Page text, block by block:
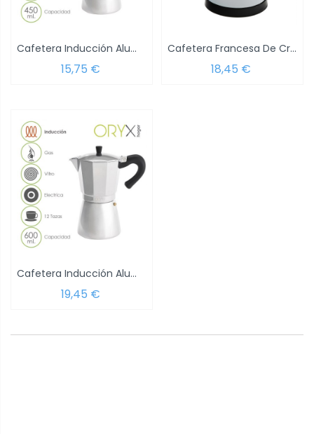
Cafetera Inducción Aluminio 9 Tazas (450 Ml.)
15,75 €
Cafetera Francesa De Cristal Y Acero...
18,45 €
Cafetera Inducción Aluminio 12 Tazas (600...
19,45 €